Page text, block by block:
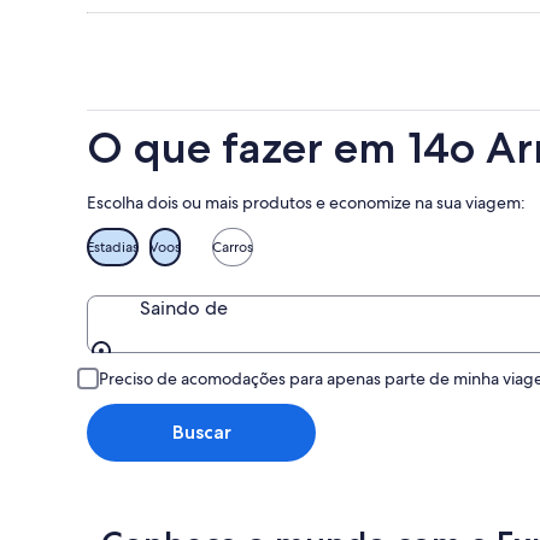
-
7
8
de
ago.
fim
ago.
-
9
para
semana,
de
de
O que fazer em 14o
Escolha dois ou mais produtos e economize na sua viagem:
Estadias Voos Carros
Saindo de
Preciso de acomodações para apenas parte de minha
Buscar